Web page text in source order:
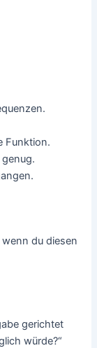
Funktion.
du diesen
gerichtet
würde?“